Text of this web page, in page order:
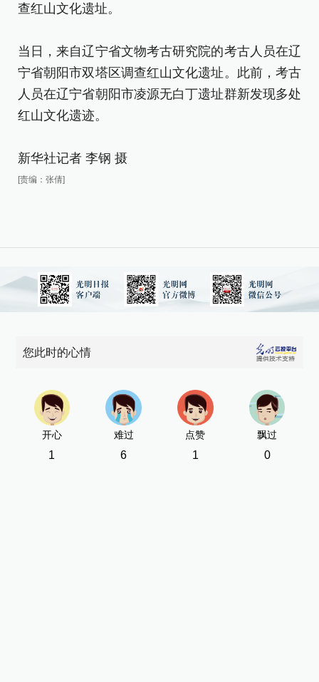
查红山文化遗址。
当日，来自辽宁省文物考古研究院的考古人员在辽
宁省朝阳市双塔区调查红山文化遗址。此前，考古
人员在辽宁省朝阳市凌源无白丁遗址群新发现多处
红山文化遗迹。
新华社记者 李钢 摄
[责编：张倩]
您此时的心情
开心
1
难过
6
点赞
1
飘过
0